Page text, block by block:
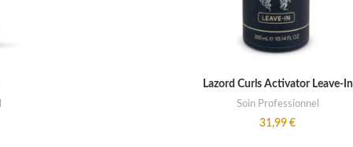
ADD TO CART
Lazord Curls Activator Leave-In
Soin Professionnel
31,99 €